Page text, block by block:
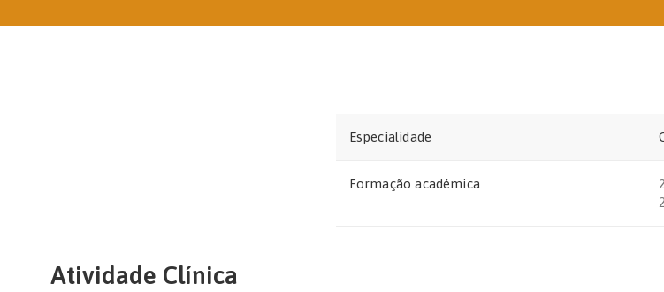
Especialidade
Formação académica
Atividade Clínica